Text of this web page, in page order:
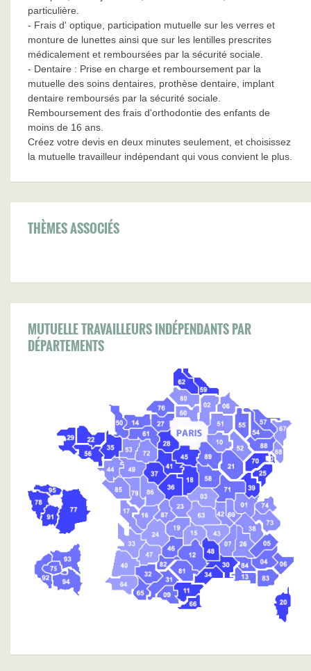
particulière.
- Frais d' optique, participation mutuelle sur les verres et
monture de lunettes ainsi que sur les lentilles prescrites
médicalement et remboursées par la sécurité sociale.
- Dentaire : Prise en charge et remboursement par la
mutuelle des soins dentaires, prothèse dentaire, implant
dentaire remboursés par la sécurité sociale.
Remboursement des frais d'orthodontie des enfants de
moins de 16 ans.
Créez votre devis en deux minutes seulement, et choisissez
la mutuelle travailleur indépendant qui vous convient le plus.
THÈMES ASSOCIÉS
MUTUELLE TRAVAILLEURS INDÉPENDANTS PAR
DÉPARTEMENTS